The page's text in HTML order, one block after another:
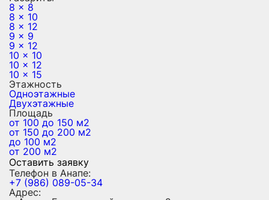
8 x 8
8 x 10
8 x 12
9 x 9
9 x 12
10 x 10
10 x 12
10 x 15
Этажность
Одноэтажные
Двухэтажные
Площадь
от 100 до 150 м2
от 150 до 200 м2
до 100 м2
от 200 м2
Оставить заявку
Телефон в Анапе:
+7 (986) 089-05-34
Адрес: